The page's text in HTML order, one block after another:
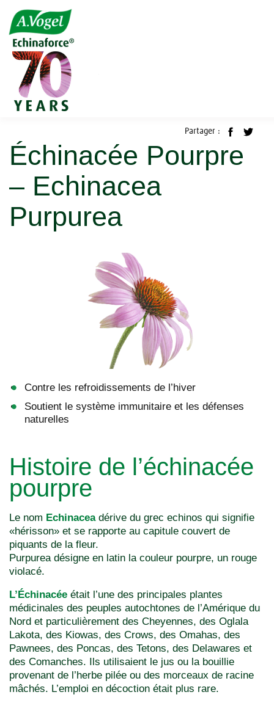
Accueil Blog
Échinacée Pourpre – Echinacea Purpurea
30 janvier 2017
Partager :
Échinacée Pourpre
– Echinacea
Purpurea
Contre les refroidissements de l’hiver
Soutient le système immunitaire et les défenses
naturelles
Histoire de l’échinacée
pourpre
Le nom Echinaceadérive du grec echinos qui signifie
«hérisson» et se rapporte au capitule couvert de
piquants de la fleur.
Purpurea désigne en latin la couleur pourpre, un rouge
violacé.
L’Échinacée était l’une des principales plantes
médicinales des peuples autochtones de l’Amérique du
Nord et particulièrement des Cheyennes, des Oglala
Lakota, des Kiowas, des Crows, des Omahas, des
Pawnees, des Poncas, des Tetons, des Delawares et
des Comanches. Ils utilisaient le jus ou la bouillie
provenant de l’herbe pilée ou des morceaux de racine
mâchés. L’emploi en décoction était plus rare.